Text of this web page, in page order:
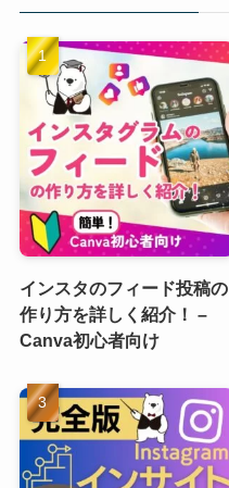
インスタのフィード投稿の
作り方を詳しく紹介！ –
Canva初心者向け